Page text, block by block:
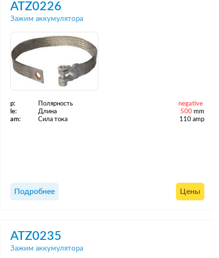
ATZ0226
Зажим аккумулятора
p: Полярность
negative
le:
Длина 500 mm
am:
Сила тока 110 amp
Подробнее Цены
ATZ0235
Зажим аккумулятора